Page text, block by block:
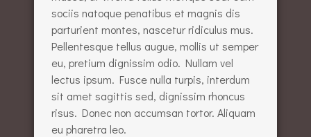
sociis natoque penatibus et magnis dis
parturient montes, nascetur ridiculus mus.
Pellentesque tellus augue, mollis ut semper
eu, pretium dignissim odio. Nullam vel
lectus ipsum. Fusce nulla turpis, interdum
sit amet sagittis sed, dignissim rhoncus
risus. Donec non accumsan tortor. Aliquam
eu pharetra leo.